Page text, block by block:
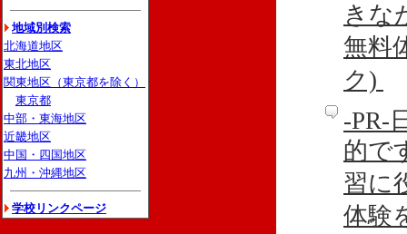
地域別検索
北海道地区
東北地区
関東地区（東京都を除く）
東京都
中部・東海地区
近畿地区
中国・四国地区
九州・沖縄地区
学校リンクページ
きな
無料
ク)
-PR-
的で
習に
体験